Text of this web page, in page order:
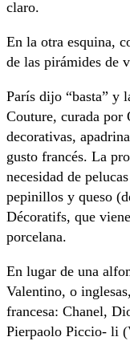
claro.
En la otra esquina,
de las pirámides de
París dijo “basta” y
Couture, curada por
decorativas,
gusto francés. La
necesidad de
pepinillos y queso
Décoratifs, que
porcelana.
En lugar de una
Valentino, o
francesa: Chanel,
Pierpaolo Piccio- li